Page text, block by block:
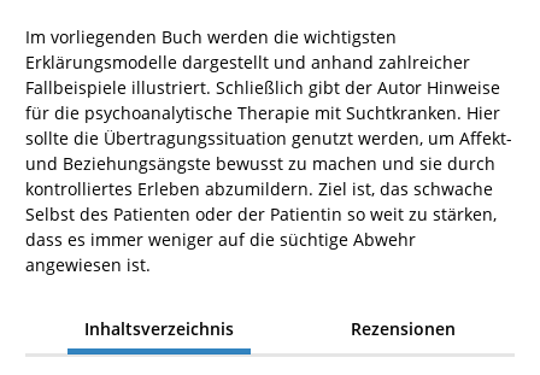
Im vorliegenden Buch werden die wichtigsten
Erklärungsmodelle dargestellt und anhand zahlreicher
Fallbeispiele illustriert. Schließlich gibt der Autor Hinweise
für die psychoanalytische Therapie mit Suchtkranken. Hier
sollte die Übertragungssituation genutzt werden, um Affekt-
und Beziehungsängste bewusst zu machen und sie durch
kontrolliertes Erleben abzumildern. Ziel ist, das schwache
Selbst des Patienten oder der Patientin so weit zu stärken,
dass es immer weniger auf die süchtige Abwehr
angewiesen ist.
Inhaltsverzeichnis Rezensionen